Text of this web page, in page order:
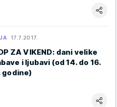
17.7.2017.
ZA VIKEND: dani velike
i ljubavi (od 14. do 16.
godine)